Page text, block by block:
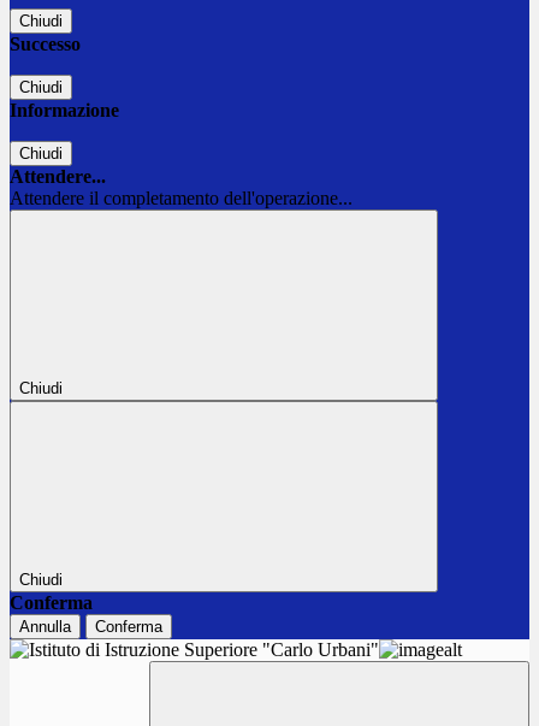
Chiudi
Successo
Chiudi
Informazione
Chiudi
Attendere...
Attendere il completamento dell'operazione...
Chiudi
Chiudi
Conferma
Annulla Conferma